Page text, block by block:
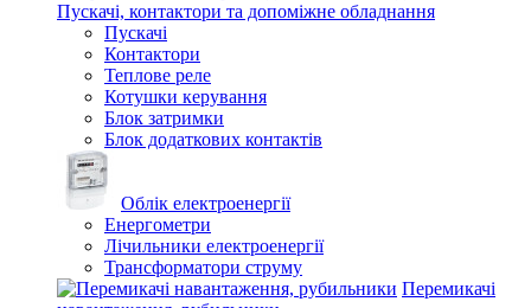
Пускачі, контактори та допоміжне обладнання
Пускачі
Контактори
Теплове реле
Котушки керування
Блок затримки
Блок додаткових контактів
Облік електроенергії
Енергометри
Лічильники електроенергії
Трансформатори струму
Перемикачі